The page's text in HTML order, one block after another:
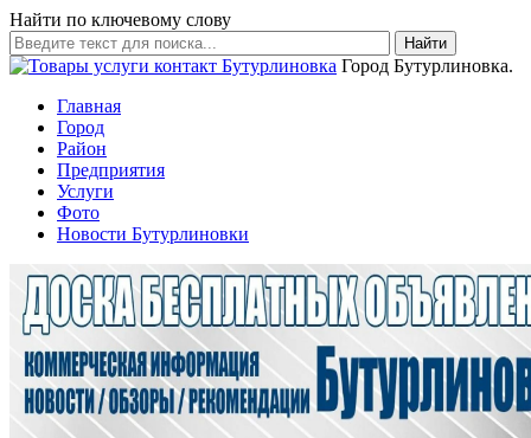
Найти по ключевому слову
Найти
Город Бутурлиновка.
Главная
Город
Район
Предприятия
Услуги
Фото
Новости Бутурлиновки